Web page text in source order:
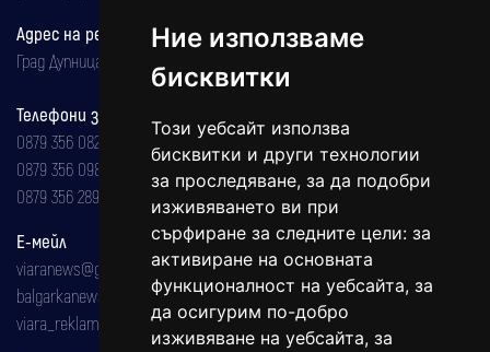
Ние използваме
бисквитки
Този уебсайт използва
бисквитки и други технологии
за проследяване, за да подобри
изживяването ви при
сърфиране за следните цели: за
активиране на основната
функционалност на уебсайта, за
да осигурим по-добро
изживяване на уебсайта, за
Адрес на редакцията
Град Дупница, ул.''Христо Ботев" 43
Телефони за реклама и абонаменти
0879 356 082
0879 356 098
0879 356 289
Е-мейл
viaranews@gmail.com
balgarkanews@gmail.com
viara_reklama@mail.bg